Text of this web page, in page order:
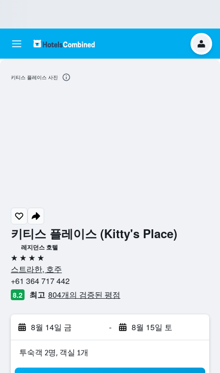
키티스 플레이스 (Kitty's Place)
레지던스 호텔
4성급
스트라한, 호주
+61 364 717 442
8.2 최고 804개의 검증된 평점
8월 14일 금 - 8월 15일 토
​투숙객 2​명, ​객실 1개
키티스 플레이스 사진